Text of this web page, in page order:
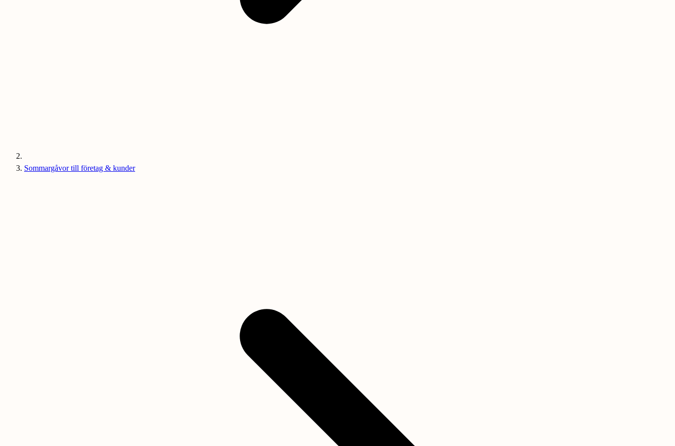
Sommargåvor till företag & kunder